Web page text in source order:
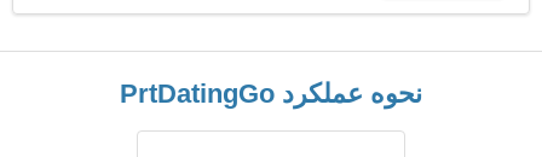
نحوه عملکرد PrtDatingGo